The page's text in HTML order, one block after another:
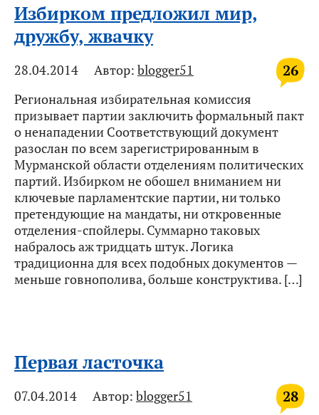
Избирком предложил мир,
дружбу, жвачку
26
28.04.2014 Автор: blogger51
Региональная избирательная комиссия
призывает партии заключить формальный пакт
о ненападении Соответствующий документ
разослан по всем зарегистрированным в
Мурманской области отделениям политических
партий. Избирком не обошел вниманием ни
ключевые парламентские партии, ни только
претендующие на мандаты, ни откровенные
отделения-спойлеры. Суммарно таковых
набралось аж тридцать штук. Логика
традиционна для всех подобных документов —
меньше говнополива, больше конструктива. […]
Первая ласточка
28
07.04.2014 Автор: blogger51